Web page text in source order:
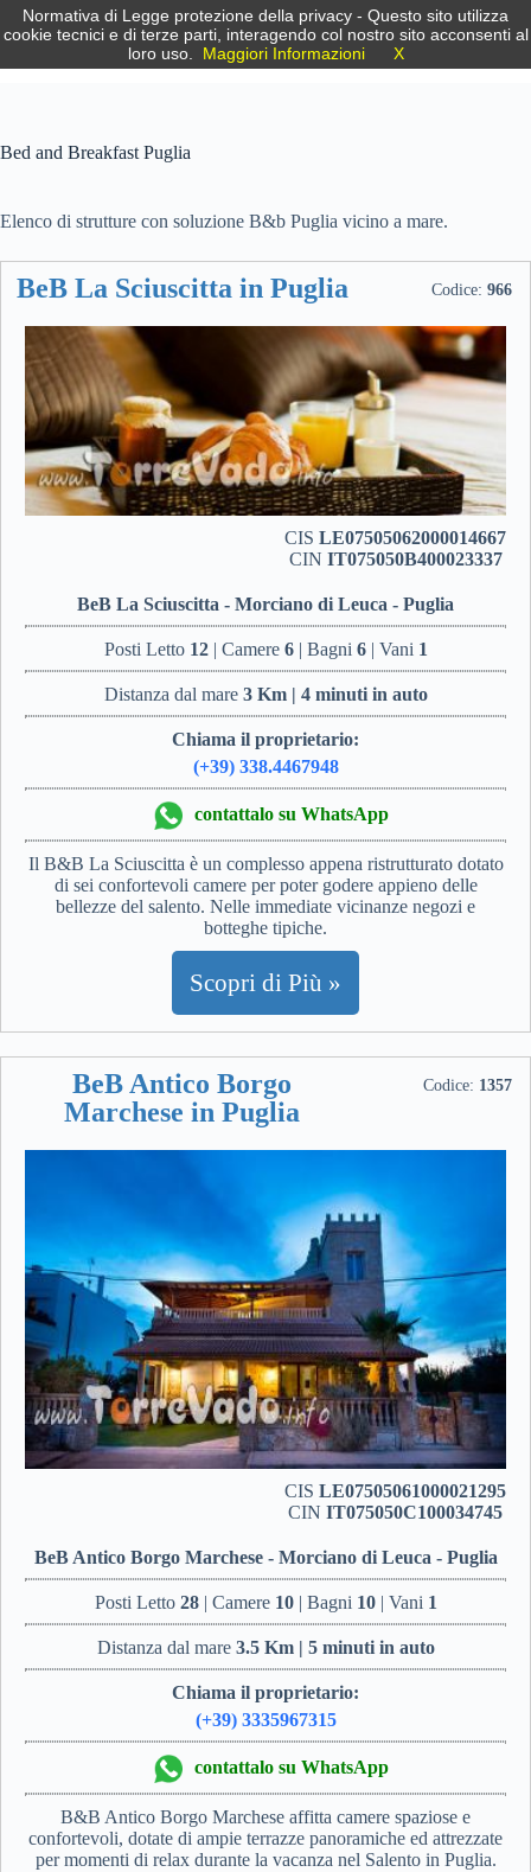
Salta
alPuglia.info
Le tue Vacanze in Puglia
Bed and Breakfast Puglia
Elenco di strutture con soluzione B&b Puglia vicino a mare.
BeB La Sciuscitta in Puglia Codice: 966
CIS LE07505062000014667
CIN IT075050B400023337
BeB La Sciuscitta - Morciano di Leuca - Puglia
Posti Letto 12| Camere 6| Bagni 6| Vani 1
Distanza dal mare 3 Km | 4 minuti in auto
Chiama il proprietario:
(+39) 338.4467948
contattalo su WhatsApp
Il B&B La Sciuscitta è un complesso appena ristrutturato dotato
di sei confortevoli camere per poter godere appieno delle
bellezze del salento. Nelle immediate vicinanze negozi e
botteghe tipiche.
Scopri di Più »
BeB Antico Borgo
Marchese in Puglia
Codice: 1357
CIS LE07505061000021295
CIN IT075050C100034745
BeB Antico Borgo Marchese - Morciano di Leuca - Puglia
Posti Letto 28| Camere 10| Bagni 10| Vani 1
Distanza dal mare 3.5 Km | 5 minuti in auto
Chiama il proprietario:
(+39) 3335967315
contattalo su WhatsApp
B&B Antico Borgo Marchese affitta camere spaziose e
confortevoli, dotate di ampie terrazze panoramiche ed attrezzate
per momenti di relax durante la vacanza nel Salento in Puglia.
Normativa di Legge protezione della privacy - Questo sito utilizza
cookie tecnici e di terze parti, interagendo col nostro sito acconsenti al
loro uso.
Maggiori Informazioni X